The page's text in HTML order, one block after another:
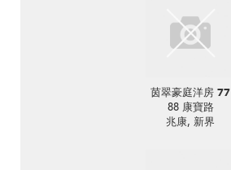
茵翠豪庭洋房 77
88 康寶路
兆康, 新界